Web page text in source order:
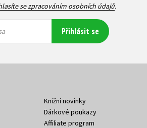
se zpracováním osobních údajů.
Přihlásit se
Knižní novinky
Dárkové poukazy
Affiliate program